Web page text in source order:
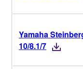
Yamaha
10/8.1/7